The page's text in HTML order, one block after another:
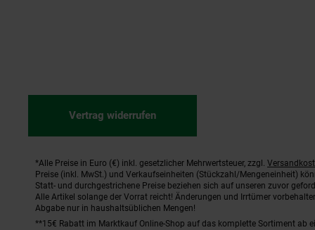
Vertrag widerrufen
Fußnoten
*Alle Preise in Euro (€) inkl. gesetzlicher Mehrwertsteuer, zzgl.
Preise (inkl. MwSt.) und Verkaufseinheiten (Stückzahl/Mengeneinheit)
Statt- und durchgestrichene Preise beziehen sich auf unseren zuvor
Alle Artikel solange der Vorrat reicht! Änderungen und Irrtümer
Abgabe nur in haushaltsüblichen Mengen!
**15€ Rabatt im Marktkauf Online-Shop auf das komplette Sortiment ab